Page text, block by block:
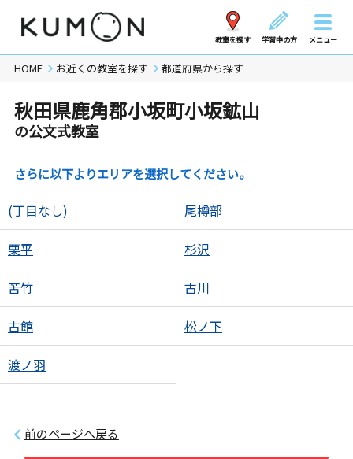
教室を探す 学習中の方 メニュー
HOME お近くの教室を探す 都道府県から探す
秋田県鹿角郡小坂町小坂鉱山
の公文式教室
さらに以下よりエリアを選択してください。
(丁目なし) 尾樽部
栗平 杉沢
苦竹 古川
古館 松ノ下
渡ノ羽
前のページへ戻る